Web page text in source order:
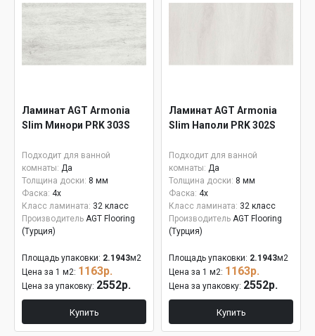
Ламинат AGT Armonia
Slim Минори PRK 303S
Подходит для ванной
комнаты: Да
Толщина доски: 8 мм
Фаска: 4x
Класс ламината: 32 класс
Производитель AGT Flooring
(Турция)
Площадь упаковки: 2.1943м2
Цена за 1 м2: 1163р.
Цена за упаковку: 2552р.
Купить
Ламинат AGT Armonia
Slim Наполи PRK 302S
Подходит для ванной
комнаты: Да
Толщина доски: 8 мм
Фаска: 4x
Класс ламината: 32 класс
Производитель AGT Flooring
(Турция)
Площадь упаковки: 2.1943м2
Цена за 1 м2: 1163р.
Цена за упаковку: 2552р.
Купить